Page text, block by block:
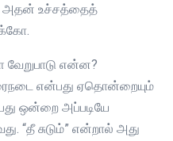
அதன் உச்சத்தைத்
என்ன?
என்பது ஏதொன்றையும்
ஒன்றை அப்படியே
“தீ சுடும்” என்றால் அது